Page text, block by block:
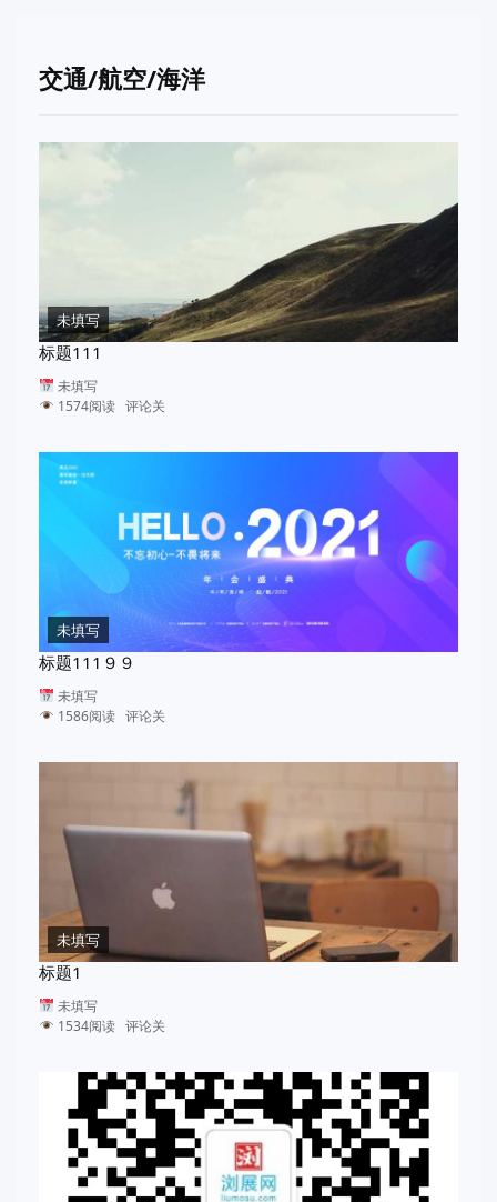
交通/航空/海洋
未填写
标题111
未填写
1574阅读 评论关
未填写
标题111９９
未填写
1586阅读 评论关
未填写
标题1
未填写
1534阅读 评论关